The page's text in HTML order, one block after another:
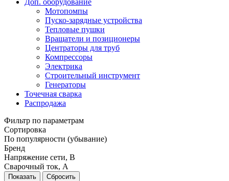
Мотопомпы
Пуско-зарядные устройства
Тепловые пушки
Вращатели и позиционеры
Центраторы для труб
Компрессоры
Электрика
Строительный инструмент
Генераторы
Точечная сварка
Распродажа
Фильтр по параметрам
Сортировка
По популярности (убывание)
Бренд
Напряжение сети, В
Сварочный ток, А
Сбросить